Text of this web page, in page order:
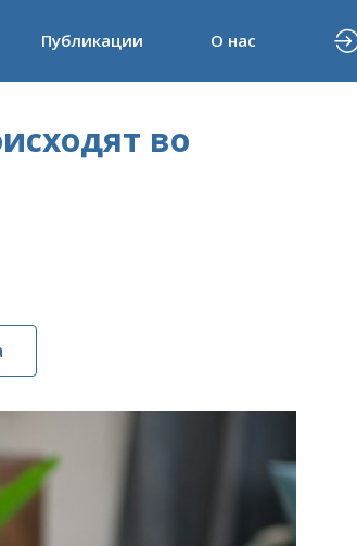
Публикации О нас
во